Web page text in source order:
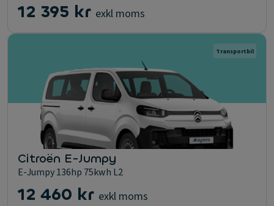
12 395 kr exkl moms
Transportbil
Citroën E-Jumpy
E-Jumpy 136hp 75kwh L2
12 460 kr exkl moms